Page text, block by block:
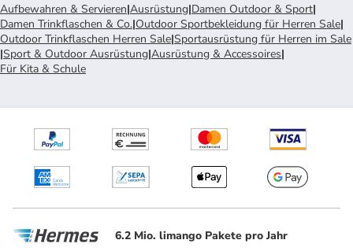
Aufbewahren & Servieren|Ausrüstung|Damen Outdoor & Sport|
Damen Trinkflaschen & Co.|Outdoor Sportbekleidung für Herren Sale|
Outdoor Trinkflaschen Herren Sale|Sportausrüstung für Herren im Sale
|Sport & Outdoor Ausrüstung|Ausrüstung & Accessoires|
Für Kita & Schule
6.2 Mio. limango Pakete pro Jahr